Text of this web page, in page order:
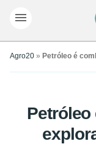
Agro20 » Petróleo é